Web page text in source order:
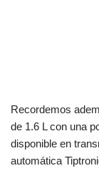
Recordemos
de 1.6 L con una
disponible en
automática